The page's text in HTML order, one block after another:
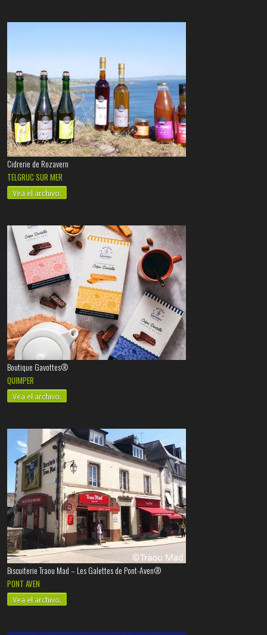
Cidrerie de Rozavern
TELGRUC SUR MER
Vea el archivo.
Boutique Gavottes®
QUIMPER
Vea el archivo.
Biscuiterie Traou Mad – Les Galettes de Pont-Aven®
PONT AVEN
Vea el archivo.